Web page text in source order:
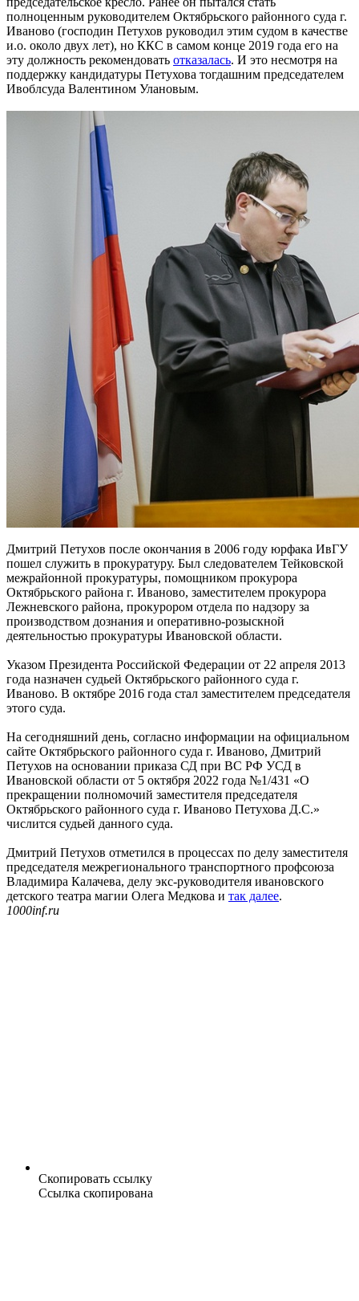
полноценным руководителем Октябрьского районного суда г.
Иваново (господин Петухов руководил этим судом в качестве
и.о. около двух лет), но ККС в самом конце 2019 года его на
эту должность рекомендовать отказалась. И это несмотря на
поддержку кандидатуры Петухова тогдашним председателем
Ивоблсуда Валентином Улановым.
Дмитрий Петухов после окончания в 2006 году юрфака ИвГУ
пошел служить в прокуратуру. Был следователем Тейковской
межрайонной прокуратуры, помощником прокурора
Октябрьского района г. Иваново, заместителем прокурора
Лежневского района, прокурором отдела по надзору за
производством дознания и оперативно-розыскной
деятельностью прокуратуры Ивановской области.
Указом Президента Российской Федерации от 22 апреля 2013
года назначен судьей Октябрьского районного суда г.
Иваново. В октябре 2016 года стал заместителем председателя
этого суда.
На сегодняшний день, согласно информации на официальном
сайте Октябрьского районного суда г. Иваново, Дмитрий
Петухов на основании приказа СД при ВС РФ УСД в
Ивановской области от 5 октября 2022 года №1/431 «О
прекращении полномочий заместителя председателя
Октябрьского районного суда г. Иваново Петухова Д.С.»
числится судьей данного суда.
Дмитрий Петухов отметился в процессах по делу заместителя
председателя межрегионального транспортного профсоюза
Владимира Калачева, делу экс-руководителя ивановского
детского театра магии Олега Медкова и так далее.
1000inf.ru
Скопировать ссылку
Ссылка скопирована